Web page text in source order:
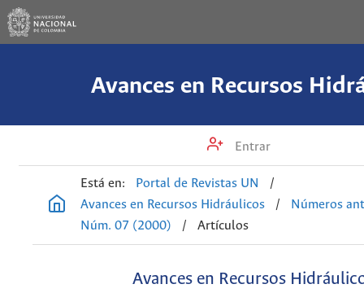
Avances en Recursos
Entrar
Está en: Portal de Revistas UN
/
Avances en Recursos Hidráulicos
/
Números
Núm. 07 (2000)
/ Artículos
Avances en Recursos